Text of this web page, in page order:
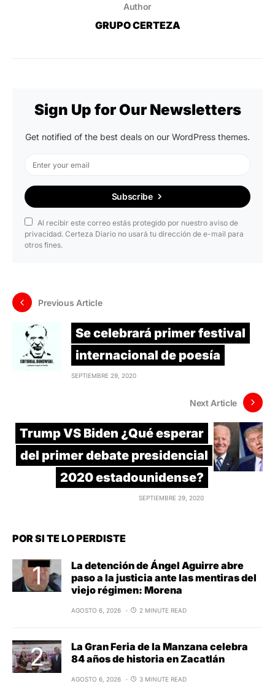
Author
GRUPO CERTEZA
Sign Up for Our Newsletters
Get notified of the best deals on our WordPress themes.
Subscribe
Al recibir este correo estás protegido por nuestro aviso de
privacidad. Certeza Diario no usará tu dirección de e-mail para
otros fines.
Previous Article
Se celebrará primer festival
internacional de poesía
SEPTIEMBRE 29, 2020
Next Article
Trump VS Biden ¿Qué esperar
del primer debate presidencial
2020 estadounidense?
SEPTIEMBRE 29, 2020
POR SI TE LO PERDISTE
La detención de Ángel Aguirre abre
paso a la justicia ante las mentiras del
viejo régimen: Morena
AGOSTO 6, 2026 2 MINUTE READ
La Gran Feria de la Manzana celebra
84 años de historia en Zacatlán
AGOSTO 6, 2026 3 MINUTE READ